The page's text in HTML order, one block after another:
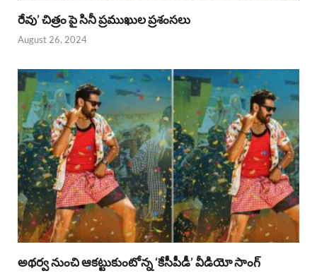
రేవు’ చిత్రం పై సినీ ప్రముఖుల ప్రశంసలు
August 26, 2024
అథర్వ నుంచి ఆకట్టుకుంటోన్న ‘కేసీపీడీ’ వీడియో సాంగ్